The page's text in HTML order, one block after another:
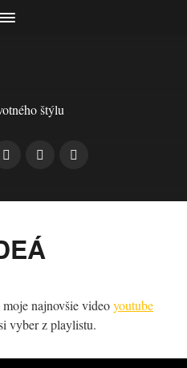
štýlu
najnovšie videoyoutube
vyber z playlistu.